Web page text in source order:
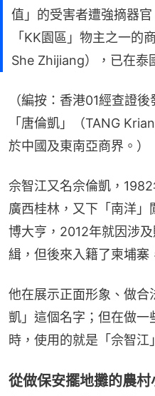
值」的受害者遭強摘器
「KK園區」物主之一的
She Zhijiang），已在泰
（編按：香港01經查證
「唐倫凱」（TANG
於中國及東南亞商界。）
佘智江又名佘倫凱，
廣西桂林，又下「南洋
博大亨，2012年就因涉
緝，但後來入籍了柬埔寨
他在展示正面形象、做合
凱」這個名字；但在做
時，使用的就是「佘智江
從做保安擺地攤的農